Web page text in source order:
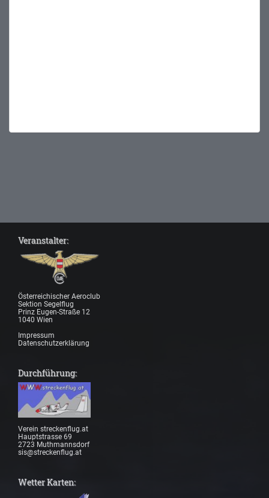
Veranstalter:
Österreichischer Aeroclub
Sektion Segelflug
Prinz Eugen-Straße 12
1040 Wien
Impressum
Datenschutzerklärung
Durchführung:
Verein streckenflug.at
Hauptstrasse 69
2723 Muthmannsdorf
sis@streckenflug.at
Wetter Karten: